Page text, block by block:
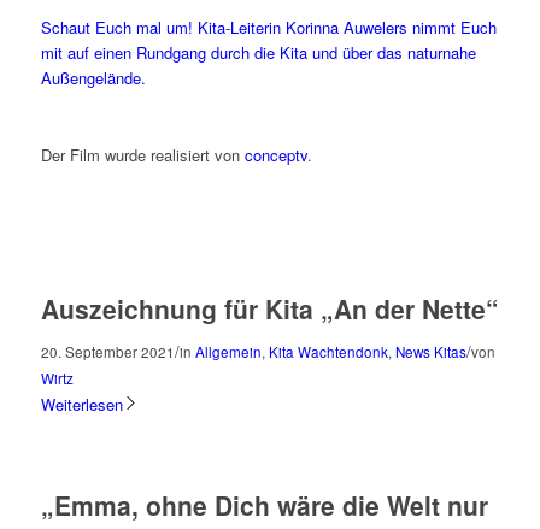
Schaut Euch mal um! Kita-Leiterin Korinna Auwelers nimmt Euch
mit auf einen Rundgang durch die Kita und über das naturnahe
Außengelände.
Der Film wurde realisiert von conceptv.
Auszeichnung für Kita „An der Nette“
20. September 2021/in Allgemein, Kita Wachtendonk, News Kitas/von
Wirtz
Weiterlesen
„Emma, ohne Dich wäre die Welt nur